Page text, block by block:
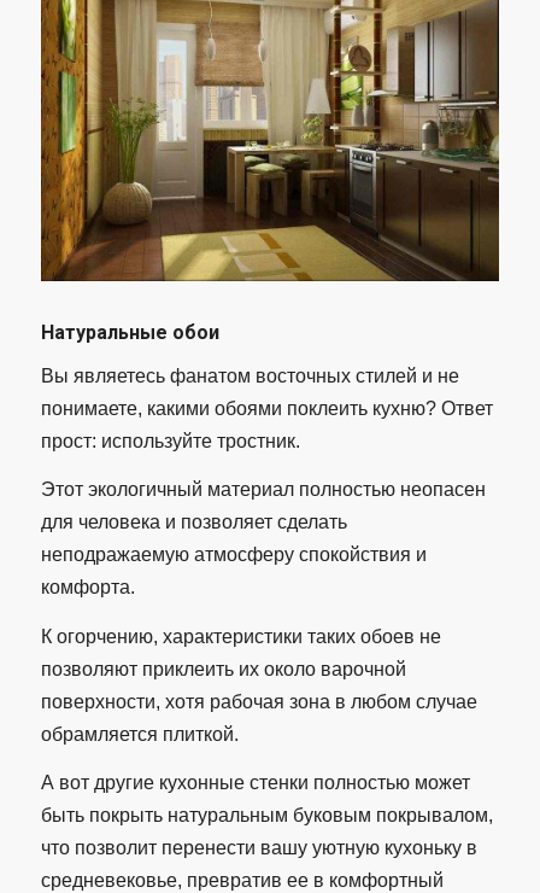
Натуральные обои
Вы являетесь фанатом восточных стилей и не
понимаете, какими обоями поклеить кухню? Ответ
прост: используйте тростник.
Этот экологичный материал полностью неопасен
для человека и позволяет сделать
неподражаемую атмосферу спокойствия и
комфорта.
К огорчению, характеристики таких обоев не
позволяют приклеить их около варочной
поверхности, хотя рабочая зона в любом случае
обрамляется плиткой.
А вот другие кухонные стенки полностью может
быть покрыть натуральным буковым покрывалом,
что позволит перенести вашу уютную кухоньку в
средневековье, превратив ее в комфортный